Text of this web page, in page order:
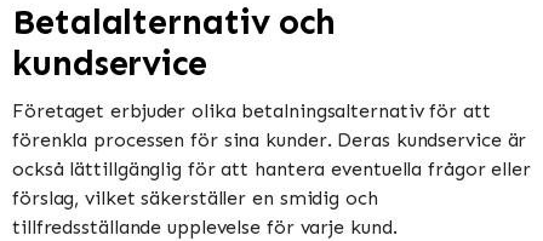
Betalalternativ och
kundservice
Företaget erbjuder olika betalningsalternativ för att
förenkla processen för sina kunder. Deras kundservice är
också lättillgänglig för att hantera eventuella frågor eller
förslag, vilket säkerställer en smidig och
tillfredsställande upplevelse för varje kund.